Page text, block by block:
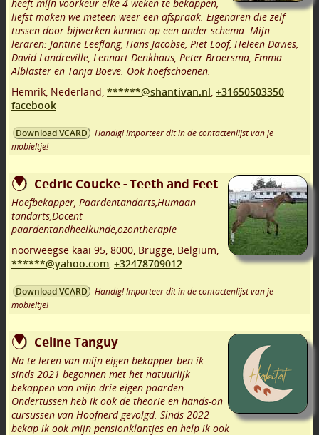
heeft mijn voorkeur elke 4 weken te bekappen,
liefst maken we meteen weer een afspraak. Eigenaren die zelf
tussen door bijwerken kunnen op een ander schema. Mijn
leraren: Jantine Leeflang, Hans Jacobse, Piet Loof, Heleen Davies,
David Landreville, Lennart Denkhaus, Peter Broersma, Emma
Alblaster en Tanja Boeve. Ook hoefschoenen.
Hemrik, Nederland, ******@shantivan.nl, +31650503350
facebook
Download VCARD
Handig! Importeer dit in de contactenlijst van je
mobieltje!
Cedric Coucke - Teeth and Feet
Hoefbekapper, Paardentandarts,Humaan
tandarts,Docent
paardentandheelkunde,ozontherapie
noorweegse kaai 95, 8000, Brugge, Belgium,
******@yahoo.com, +32478709012
Download VCARD
Handig! Importeer dit in de contactenlijst van je
mobieltje!
Celine Tanguy
Na te leren van mijn eigen bekapper ben ik
sinds 2021 begonnen met het natuurlijk
bekappen van mijn drie eigen paarden.
Ondertussen heb ik ook de theorie en hands-on
cursussen van Hoofnerd gevolgd. Sinds 2022
bekap ik ook mijn pensionklantjes en help ik ook